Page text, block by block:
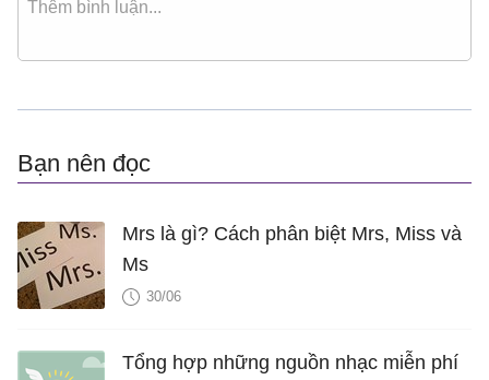
Bạn nên đọc
Mrs là gì? Cách phân biệt Mrs, Miss và
Ms
30/06
Tổng hợp những nguồn nhạc miễn phí